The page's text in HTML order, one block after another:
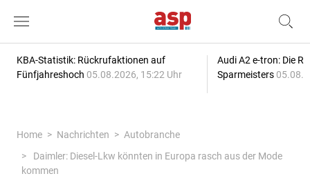
KBA-Statistik: Rückrufaktionen auf
Fünfjahreshoch 05.08.2026, 15:22 Uhr
Audi A2 e-tron: Die
Sparmeisters
Home Nachrichten
Autobranche
Daimler: Diesel-Lkw könnten in Europa rasch aus der Mode
kommen